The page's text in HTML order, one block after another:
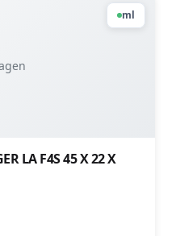
LA F4S 45 X 22 X
ml